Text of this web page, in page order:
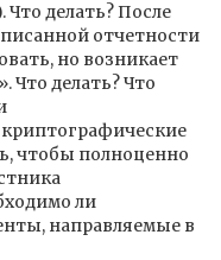
Что делать? После
отчетности
но возникает
Что делать? Что
чтобы полноценно
ли
направляемые в